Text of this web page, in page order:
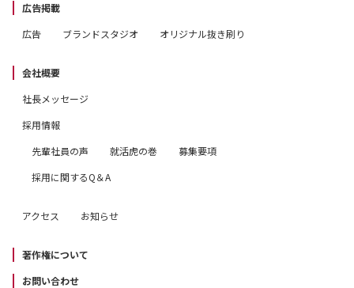
広告掲載
広告
ブランドスタジオ オリジナル抜き刷り
会社概要
社長メッセージ
採用情報
先輩社員の声
就活虎の巻
募集要項
採用に関するQ＆A
アクセス お知らせ
著作権について
お問い合わせ